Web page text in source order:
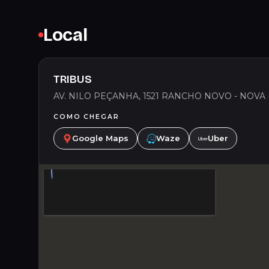
Local
TRIBUS
AV. NILO PEÇANHA, 1521 RANCHO NOVO - NOVA
COMO CHEGAR
Google Maps Waze Uber